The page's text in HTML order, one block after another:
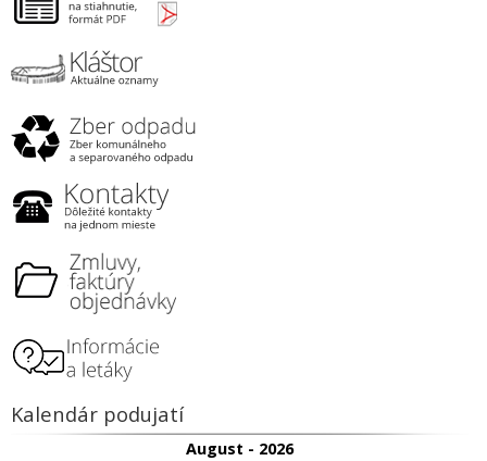
Kalendár podujatí
August - 2026